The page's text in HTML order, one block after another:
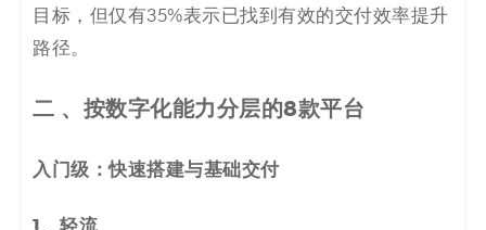
目标，但仅有35%表示已找到有效的交付效率提升
路径。
二 、 按数字化能力分层的8款平台
入门级：快速搭建与基础交付